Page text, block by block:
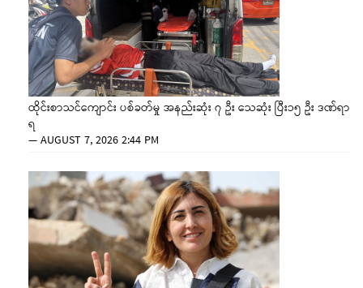
ထိုင်းစာသင်ကျောင်း ပစ်ခတ်မှု အနည်းဆုံး ၇ ဦး သေဆုံး ပြီး၁၅ ဦး ဒဏ်ရာ
ရ
—AUGUST 7, 2026 2:44 PM